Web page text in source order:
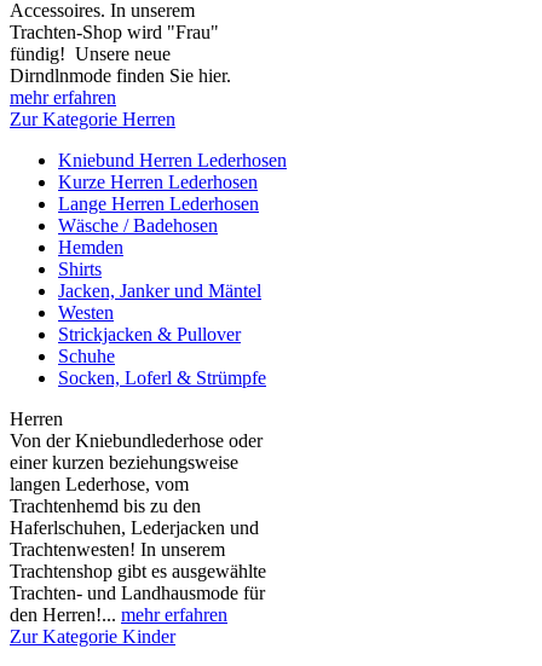
Accessoires. In unserem
Trachten-Shop wird "Frau"
fündig! Unsere neue
Dirndlnmode finden Sie hier.
mehr erfahren
Zur Kategorie Herren
Kniebund Herren Lederhosen
Kurze Herren Lederhosen
Lange Herren Lederhosen
Wäsche / Badehosen
Hemden
Shirts
Jacken, Janker und Mäntel
Westen
Strickjacken & Pullover
Schuhe
Socken, Loferl & Strümpfe
Herren
Von der Kniebundlederhose oder
einer kurzen beziehungsweise
langen Lederhose, vom
Trachtenhemd bis zu den
Haferlschuhen, Lederjacken und
Trachtenwesten! In unserem
Trachtenshop gibt es ausgewählte
Trachten- und Landhausmode für
den Herren!... mehr erfahren
Zur Kategorie Kinder